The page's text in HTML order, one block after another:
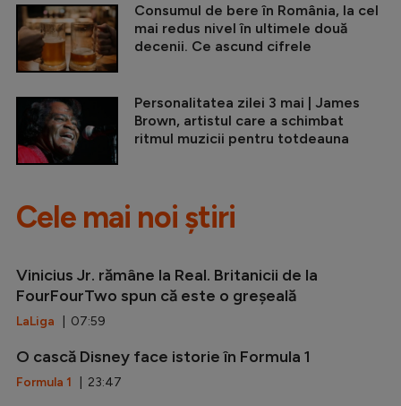
Consumul de bere în România, la cel
mai redus nivel în ultimele două
decenii. Ce ascund cifrele
Personalitatea zilei 3 mai | James
Brown, artistul care a schimbat
ritmul muzicii pentru totdeauna
Cele mai noi știri
Vinicius Jr. rămâne la Real. Britanicii de la
FourFourTwo spun că este o greșeală
LaLiga | 07:59
O cască Disney face istorie în Formula 1
Formula 1 | 23:47